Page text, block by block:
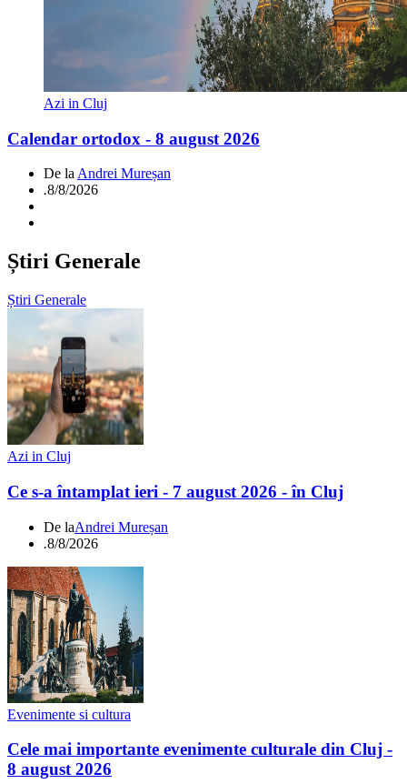
Azi in Cluj
Calendar ortodox - 8 august 2026
De la Andrei Mureșan
.8/8/2026
Știri Generale
Știri Generale
Azi in Cluj
Ce s-a întamplat ieri - 7 august 2026 - în Cluj
De laAndrei Mureșan
.8/8/2026
Evenimente si cultura
Cele mai importante evenimente culturale din Cluj -
8 august 2026